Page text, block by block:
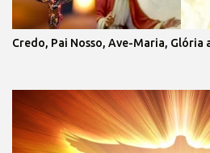
Credo, Pai Nosso, Ave-Maria, Glória